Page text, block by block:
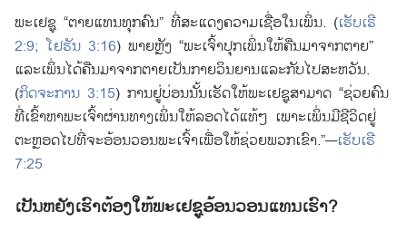
ພະ​ເຢຊູ “ຕາຍ​ແທນ​ທຸກ​ຄົນ” ທີ່​ສະແດງ​ຄວາມ​ເຊື່ອ​ໃນ​ເພິ່ນ. (ເຮັບເຣີ
2:9; ໂຢຮັນ 3:16) ພາຍ​ຫຼັງ “ພະເຈົ້າ​ປຸກ​ເພິ່ນ​ໃຫ້​ຄືນ​ມາ​ຈາກ​ຕາຍ”
ແລະ​ເພິ່ນ​ໄດ້​ຄືນ​ມາ​ຈາກ​ຕາຍ​ເປັນ​ກາຍ​ວິນຍານ​ແລະ​ກັບ​ໄປ​ສະຫວັນ.
(ກິດຈະການ 3:15) ການ​ຢູ່​ບ່ອນ​ນັ້ນ​ເຮັດ​ໃຫ້​ພະ​ເຢຊູ​ສາມາດ “ຊ່ວຍ​ຄົນ​
ທີ່​ເຂົ້າ​ຫາ​ພະເຈົ້າ​ຜ່ານ​ທາງ​ເພິ່ນ​ໃຫ້​ລອດ​ໄດ້​ແທ້​ໆ ເພາະ​ເພິ່ນ​ມີ​ຊີວິດ​ຢູ່​
ຕະຫຼອດ​ໄປ​ທີ່​ຈະ​ອ້ອນວອນ​ພະເຈົ້າ​ເພື່ອ​ໃຫ້​ຊ່ວຍ​ພວກເຂົາ.”—ເຮັບເຣີ
7:25
ເປັນ​ຫຍັງ​ເຮົາ​ຕ້ອງ​ໃຫ້​ພະ​ເຢຊູ​ອ້ອນວອນ​ແທນ​ເຮົາ?